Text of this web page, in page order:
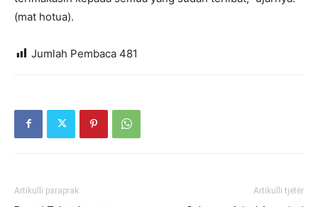
(mat hotua).
Jumlah Pembaca 481
Artikulli paraprak Artikulli tjetër